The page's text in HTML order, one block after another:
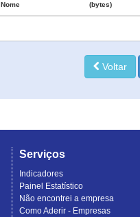
Nome
(bytes)
Voltar
Serviços
Indicadores
Painel Estatístico
Não encontrei a empresa
Como Aderir - Empresas